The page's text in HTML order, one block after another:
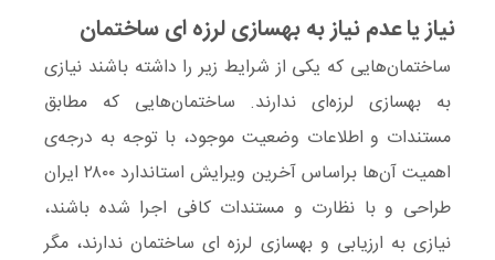
نیاز یا عدم نیاز به بهسازی لرزه ای ساختمان
ساختمان‌هایی که یکی از شرایط زیر را داشته باشند نیازی
به بهسازی لرزه‌ای ندارند. ساختمان‌هایی که مطابق
مستندات و اطلاعات وضعیت موجود، با توجه به درجه‌ی
اهمیت آن‌ها براساس آخرین ویرایش استاندارد ۲۸۰۰ ایران
طراحی و با نظارت و مستندات کافی اجرا شد‌ه باشند،
نیازی به ارزیابی وبهسازی لرزه ای ساختمانندارند، مگر